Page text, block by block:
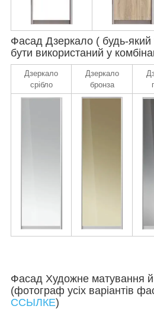
Фасад Дзеркало ( будь-
бути використаний у
Дзеркало
срібло
Дзеркало
бронза
Фасад Художне матування
(фотограф усіх варіантів
ССЫЛКЕ)